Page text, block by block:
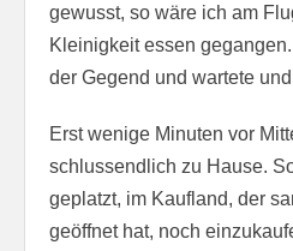
gewusst, so wäre ich am
Kleinigkeit essen
der Gegend und wartete
Erst wenige Minuten vor
schlussendlich zu Hause.
geplatzt, im Kaufland, der
geöffnet hat, noch